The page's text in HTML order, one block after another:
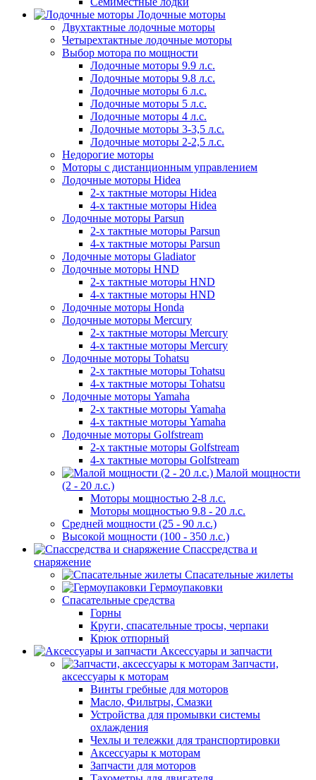
Лодочные моторы
Двухтактные лодочные моторы
Четырехтактные лодочные моторы
Выбор мотора по мощности
Лодочные моторы 9.9 л.с.
Лодочные моторы 9.8 л.с.
Лодочные моторы 6 л.с.
Лодочные моторы 5 л.с.
Лодочные моторы 4 л.с.
Лодочные моторы 3-3,5 л.с.
Лодочные моторы 2-2,5 л.с.
Недорогие моторы
Моторы с дистанционным управлением
Лодочные моторы Hidea
2-х тактные моторы Hidea
4-х тактные моторы Hidea
Лодочные моторы Parsun
2-х тактные моторы Parsun
4-х тактные моторы Parsun
Лодочные моторы Gladiator
Лодочные моторы HND
2-х тактные моторы HND
4-х тактные моторы HND
Лодочные моторы Honda
Лодочные моторы Mercury
2-х тактные моторы Mercury
4-х тактные моторы Mercury
Лодочные моторы Tohatsu
2-х тактные моторы Tohatsu
4-х тактные моторы Tohatsu
Лодочные моторы Yamaha
2-х тактные моторы Yamaha
4-х тактные моторы Yamaha
Лодочные моторы Golfstream
2-х тактные моторы Golfstream
4-х тактные моторы Golfstream
Малой мощности
(2 - 20 л.с.)
Моторы мощностью 2-8 л.с.
Моторы мощностью 9.8 - 20 л.с.
Средней мощности (25 - 90 л.с.)
Высокой мощности (100 - 350 л.с.)
Спассредства и
снаряжение
Спасательные жилеты
Гермоупаковки
Спасательные средства
Горны
Круги, спасательные тросы, черпаки
Крюк отпорный
Аксессуары и запчасти
Запчасти,
аксессуары к моторам
Винты гребные для моторов
Масло, Фильтры, Смазки
Устройства для промывки системы
охлаждения
Чехлы и тележки для транспортировки
Аксессуары к моторам
Запчасти для моторов